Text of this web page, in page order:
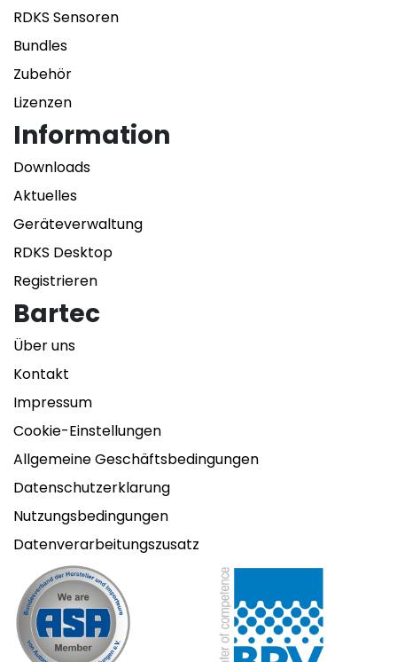
RDKS Sensoren
Bundles
Zubehör
Lizenzen
Information
Downloads
Aktuelles
Geräteverwaltung
RDKS Desktop
Registrieren
Bartec
Über uns
Kontakt
Impressum
Cookie-Einstellungen
Allgemeine Geschäftsbedingungen
Datenschutzerklarung
Nutzungsbedingungen
Datenverarbeitungszusatz